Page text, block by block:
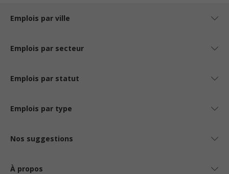
Emplois par ville
Emplois par secteur
Emplois par statut
Emplois par type
Nos suggestions
À propos